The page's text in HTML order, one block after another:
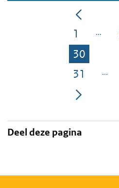
Pagina
1
Pagina
30
Pagina
31
Deel deze pagina